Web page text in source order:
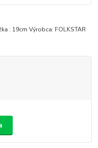
: 19cm Výrobca: FOLKSTAR